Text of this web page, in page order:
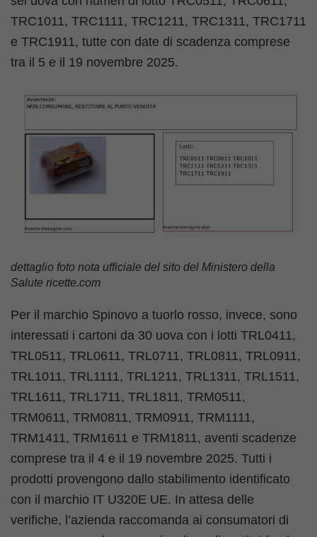
TRC1011, TRC1111, TRC1211, TRC1311, TRC1711
e TRC1911, tutte con date di scadenza comprese
tra il 5 e il 19 novembre 2025.
dettaglio foto nota ufficiale del sito del Ministero della
Salute ricette.com
Per il marchio Spinovo a tuorlo rosso, invece, sono
interessati i cartoni da 30 uova con i lotti TRL0411,
TRL0511, TRL0611, TRL0711, TRL0811, TRL0911,
TRL1011, TRL1111, TRL1211, TRL1311, TRL1511,
TRL1611, TRL1711, TRL1811, TRM0511,
TRM0611, TRM0811, TRM0911, TRM1111,
TRM1411, TRM1611 e TRM1811, aventi scadenze
comprese tra il 4 e il 19 novembre 2025. Tutti i
prodotti provengono dallo stabilimento identificato
con il marchio IT U320E UE. In attesa delle
verifiche, l’azienda raccomanda ai consumatori di